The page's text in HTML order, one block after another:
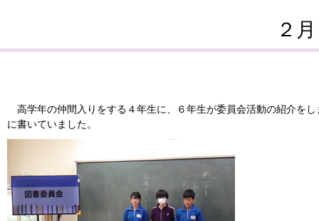
２
高学年の仲間入りをする４年生に、６年生が委員会活動の紹介を
に書いていました。